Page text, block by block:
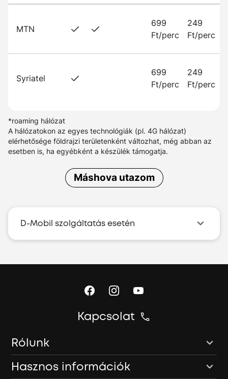
MTN
699
Ft/perc
249
Ft/perc
Syriatel
699
Ft/perc
249
Ft/perc
*roaming hálózat
A hálózatokon az egyes technológiák (pl. 4G hálózat)
elérhetősége földrajzi területenként változhat, még abban az
esetben is, ha egyébként a készülék támogatja.
Máshova utazom
D-Mobil szolgáltatás esetén
Kapcsolat
Rólunk
Hasznos információk